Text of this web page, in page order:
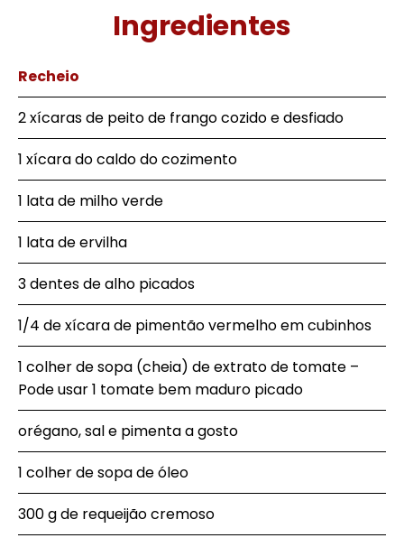
Ingredientes
Recheio
2 xícaras de peito de frango cozido e desfiado
1 xícara do caldo do cozimento
1 lata de milho verde
1 lata de ervilha
3 dentes de alho picados
1/4 de xícara de pimentão vermelho em cubinhos
1 colher de sopa (cheia) de extrato de tomate –
Pode usar 1 tomate bem maduro picado
orégano, sal e pimenta a gosto
1 colher de sopa de óleo
300 g de requeijão cremoso